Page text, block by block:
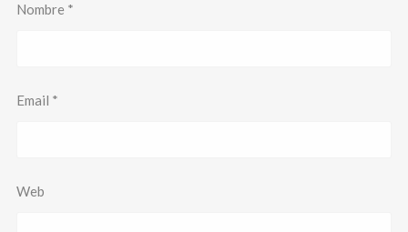
Nombre *
Email *
Web